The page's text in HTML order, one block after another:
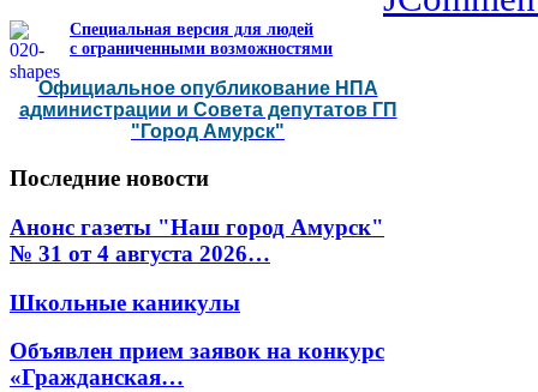
Специальная версия для людей
с ограниченными возможностями
Официальное опубликование НПА
администрации и Совета депутатов ГП
"Город Амурск"
Последние новости
Анонс газеты "Наш город Амурск"
№ 31 от 4 августа 2026…
Школьные каникулы
Объявлен прием заявок на конкурс
«Гражданская…